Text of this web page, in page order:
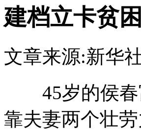
建档立卡贫
文章来源:新华
45岁的侯春
靠夫妻两个壮